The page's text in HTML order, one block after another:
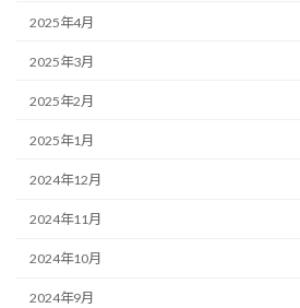
2025年4月
2025年3月
2025年2月
2025年1月
2024年12月
2024年11月
2024年10月
2024年9月